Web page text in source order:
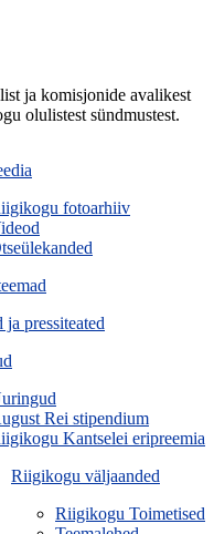
ja komisjonide avalikest
olulistest sündmustest.
fotoarhiiv
ja pressiteated
Rei stipendium
Kantselei eripreemia
Riigikogu väljaanded
Riigikogu Toimetised